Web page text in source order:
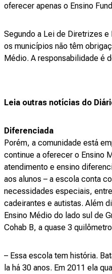
oferecer apenas o Ensino
Segundo a Lei de Diretrizes e
os municípios não têm
Médio. A responsabilidade é
Leia outras notícias do
Diferenciada
Porém, a comunidade está
continue a oferecer o Ensino
atendimento e ensino
aos alunos – a escola conta
necessidades especiais,
cadeirantes e autistas. Além
Ensino Médio do lado sul de
Cohab B, a quase 3
– Essa escola tem história.
la há 30 anos. Em 2011 ela